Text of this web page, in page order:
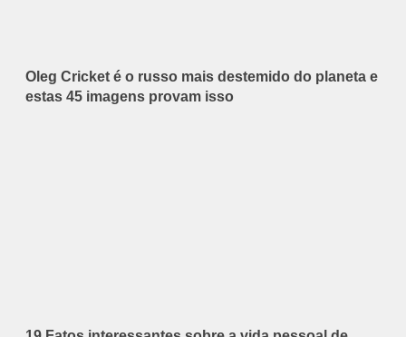
Oleg Cricket é o russo mais destemido do planeta e
estas 45 imagens provam isso